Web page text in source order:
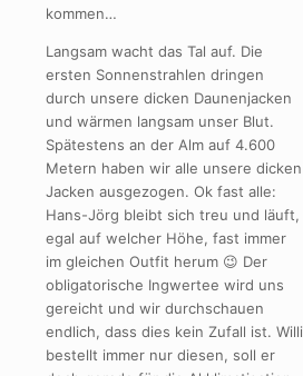
kommen…
Langsam wacht das Tal auf. Die
ersten Sonnenstrahlen dringen
durch unsere dicken Daunenjacken
und wärmen langsam unser Blut.
Spätestens an der Alm auf 4.600
Metern haben wir alle unsere dicken
Jacken ausgezogen. Ok fast alle:
Hans-Jörg bleibt sich treu und läuft,
egal auf welcher Höhe, fast immer
im gleichen Outfit herum 😉 Der
obligatorische Ingwertee wird uns
gereicht und wir durchschauen
endlich, dass dies kein Zufall ist. Willi
bestellt immer nur diesen, soll er